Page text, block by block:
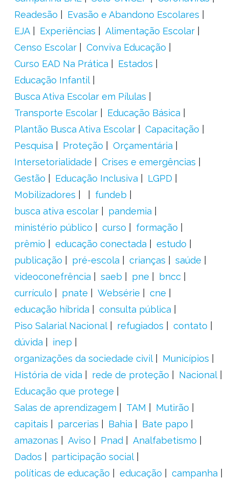
Readesão
Evasão e Abandono Escolares
EJA
Experiências
Alimentação Escolar
Censo Escolar
Conviva Educação
Curso EAD Na Prática
Estados
Educação Infantil
Busca Ativa Escolar em Pílulas
Transporte Escolar
Educação Básica
Plantão Busca Ativa Escolar
Capacitação
Pesquisa
Proteção
Orçamentária
Intersetorialidade
Crises e emergências
Gestão
Educação Inclusiva
LGPD
Mobilizadores
fundeb
busca ativa escolar
pandemia
ministério público
curso
formação
prêmio
educação conectada
estudo
publicação
pré-escola crianças
saúde
videoconefrência
saeb pne
bncc
currículo
pnate Websérie
cne
educação híbrida
consulta pública
Piso Salarial Nacional
refugiados
contato
dúvida
inep
organizações da sociedade civil
Municípios
História de vida
rede de proteção
Nacional
Educação que protege
Salas de aprendizagem
TAM
Mutirão
capitais
parcerias Bahia
Bate papo
amazonas
Aviso Pnad
Analfabetismo
Dados
participação social
políticas de educação
educação
campanha